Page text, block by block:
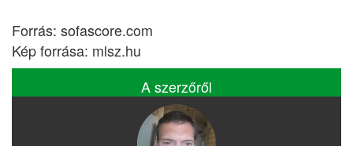
Forrás: sofascore.com
Kép forrása: mlsz.hu
A szerzőről